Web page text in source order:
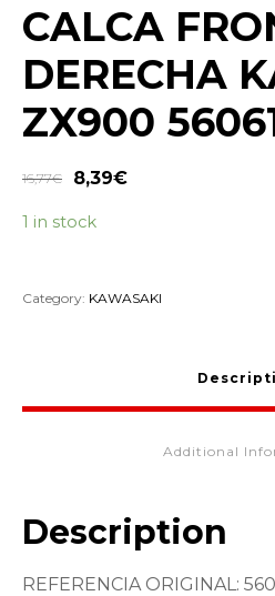
CALCA
DERECHA
ZX900
16,77€ 8,39€
1 in stock
Category: KAWASAKI
Additional
Description
REFERENCIA ORIGINAL: